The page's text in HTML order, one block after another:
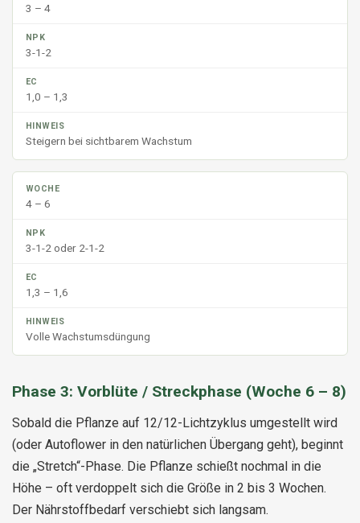
3 – 4
3-1-2
1,0 – 1,3
Steigern bei sichtbarem Wachstum
4 – 6
3-1-2 oder 2-1-2
1,3 – 1,6
Volle Wachstumsdüngung
Phase 3: Vorblüte / Streckphase (Woche 6 – 8)
Sobald die Pflanze auf 12/12-Lichtzyklus umgestellt wird
(oder Autoflower in den natürlichen Übergang geht), beginnt
die „Stretch“-Phase. Die Pflanze schießt nochmal in die
Höhe – oft verdoppelt sich die Größe in 2 bis 3 Wochen.
Der Nährstoffbedarf verschiebt sich langsam.